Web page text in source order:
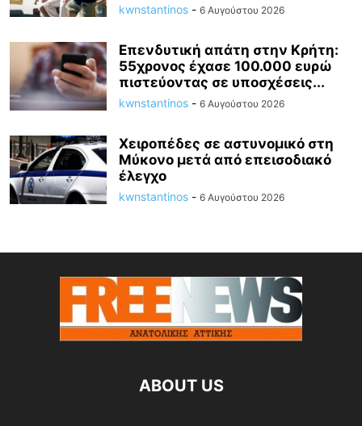
kwnstantinos - 6 Αυγούστου 2026
Επενδυτική απάτη στην Κρήτη:
55χρονος έχασε 100.000 ευρώ
πιστεύοντας σε υποσχέσεις...
kwnstantinos - 6 Αυγούστου 2026
Χειροπέδες σε αστυνομικό στη
Μύκονο μετά από επεισοδιακό
έλεγχο
kwnstantinos - 6 Αυγούστου 2026
ABOUT US